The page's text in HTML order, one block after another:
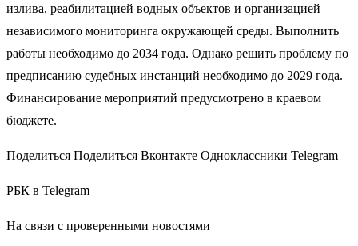
излива, реабилитацией водных объектов и организацией
независимого мониторинга окружающей среды. Выполнить
работы необходимо до 2034 года. Однако решить проблему по
предписанию судебных инстанций необходимо до 2029 года.
Финансирование мероприятий предусмотрено в краевом
бюджете.
Поделиться Поделиться Вконтакте Одноклассники Telegram
РБК в Telegram
На связи с проверенными новостями